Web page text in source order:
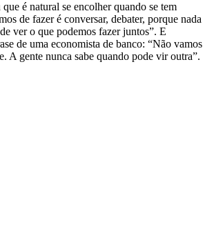
é natural se encolher quando se tem
de fazer é conversar, debater, porque nada
ver o que podemos fazer juntos”. E
de uma economista de banco: “Não vamos
A gente nunca sabe quando pode vir outra”.